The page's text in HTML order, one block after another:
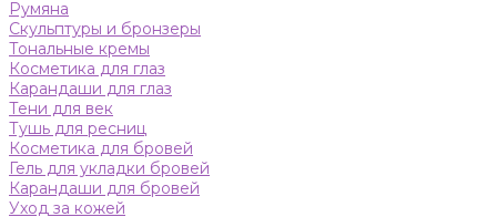
Румяна
Скульптуры и бронзеры
Тональные кремы
Косметика для глаз
Карандаши для глаз
Тени для век
Тушь для ресниц
Косметика для бровей
Гель для укладки бровей
Карандаши для бровей
Уход за кожей